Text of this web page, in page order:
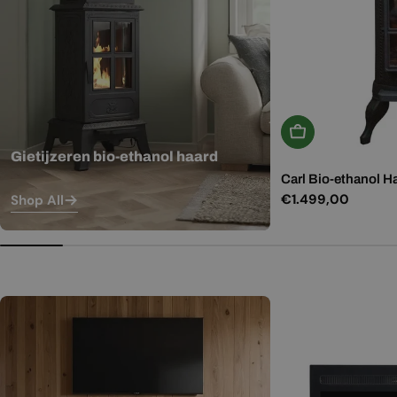
Gietijzeren bio-ethanol haard
Shop All
In Winkelwagen
Carl Bio-ethanol
Normale
€1.499,00